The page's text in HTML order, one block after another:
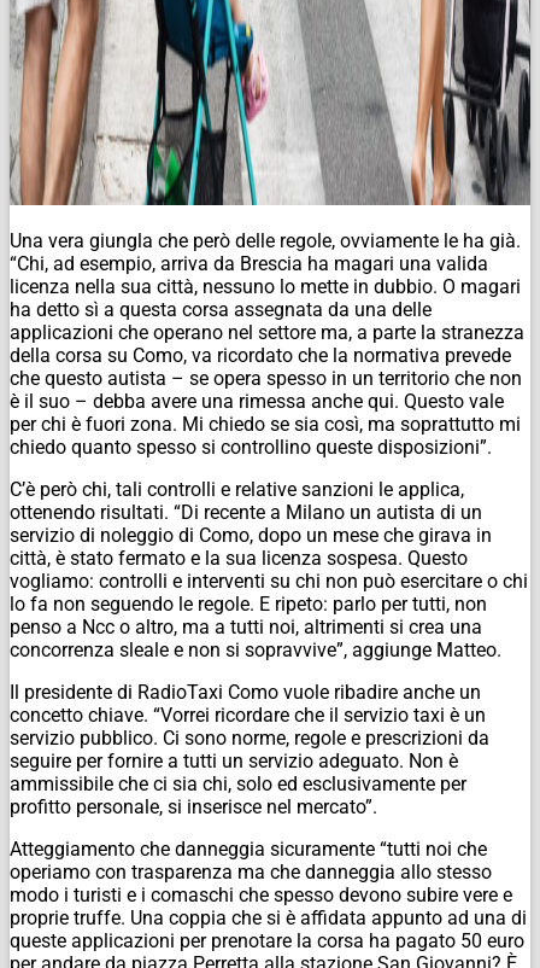
Una vera giungla che però delle regole, ovviamente le ha già.
“Chi, ad esempio, arriva da Brescia ha magari una valida
licenza nella sua città, nessuno lo mette in dubbio. O magari
ha detto sì a questa corsa assegnata da una delle
applicazioni che operano nel settore ma, a parte la stranezza
della corsa su Como, va ricordato che la normativa prevede
che questo autista – se opera spesso in un territorio che non
è il suo – debba avere una rimessa anche qui. Questo vale
per chi è fuori zona. Mi chiedo se sia così, ma soprattutto mi
chiedo quanto spesso si controllino queste disposizioni”.
C’è però chi, tali controlli e relative sanzioni le applica,
ottenendo risultati. “Di recente a Milano un autista di un
servizio di noleggio di Como, dopo un mese che girava in
città, è stato fermato e la sua licenza sospesa. Questo
vogliamo: controlli e interventi su chi non può esercitare o chi
lo fa non seguendo le regole. E ripeto: parlo per tutti, non
penso a Ncc o altro, ma a tutti noi, altrimenti si crea una
concorrenza sleale e non si sopravvive”, aggiunge Matteo.
Il presidente di RadioTaxi Como vuole ribadire anche un
concetto chiave. “Vorrei ricordare che il servizio taxi è un
servizio pubblico. Ci sono norme, regole e prescrizioni da
seguire per fornire a tutti un servizio adeguato. Non è
ammissibile che ci sia chi, solo ed esclusivamente per
profitto personale, si inserisce nel mercato”.
Atteggiamento che danneggia sicuramente “tutti noi che
operiamo con trasparenza ma che danneggia allo stesso
modo i turisti e i comaschi che spesso devono subire vere e
proprie truffe. Una coppia che si è affidata appunto ad una di
queste applicazioni per prenotare la corsa ha pagato 50 euro
per andare da piazza Perretta alla stazione San Giovanni? È